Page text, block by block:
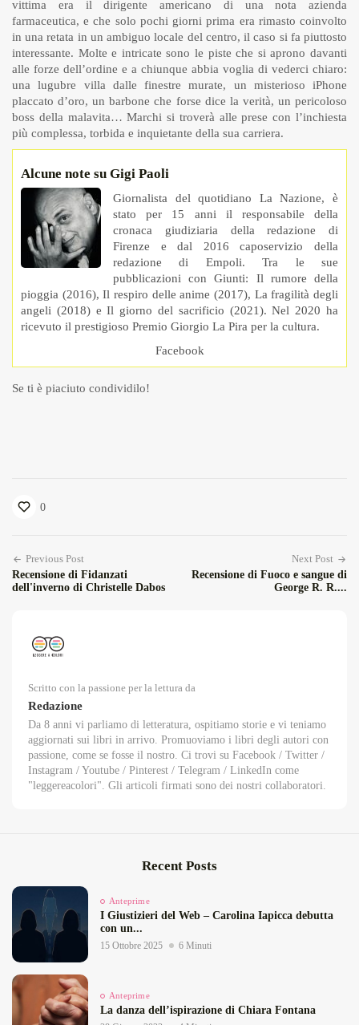
vittima era il dirigente americano di una nota azienda
farmaceutica, e che solo pochi giorni prima era rimasto coinvolto
in una retata in un ambiguo locale del centro, il caso si fa piuttosto
interessante. Molte e intricate sono le piste che si aprono davanti
alle forze dell’ordine e a chiunque abbia voglia di vederci chiaro:
una lugubre villa dalle finestre murate, un misterioso iPhone
placcato d’oro, un barbone che forse dice la verità, un pericoloso
boss della malavita… Marchi si troverà alle prese con l’inchiesta
più complessa, torbida e inquietante della sua carriera.
Alcune note su Gigi Paoli
Giornalista del quotidiano La Nazione, è
stato per 15 anni il responsabile della
cronaca giudiziaria della redazione di
Firenze e dal 2016 caposervizio della
redazione di Empoli. Tra le sue
pubblicazioni con Giunti: Il rumore della
pioggia (2016), Il respiro delle anime (2017), La fragilità degli
angeli (2018) e Il giorno del sacrificio (2021). Nel 2020 ha
ricevuto il prestigioso Premio Giorgio La Pira per la cultura.
Facebook
Se ti è piaciuto condividilo!
0
Previous Post
Recensione di Fidanzati
dell'inverno di Christelle Dabos
Next Post
Recensione di Fuoco e sangue di
George R. R....
Scritto con la passione per la lettura da
Redazione
Da 8 anni vi parliamo di letteratura, ospitiamo storie e vi teniamo
aggiornati sui libri in arrivo. Promuoviamo i libri degli autori con
passione, come se fosse il nostro. Ci trovi su Facebook / Twitter /
Instagram / Youtube / Pinterest / Telegram / LinkedIn come
"leggereacolori". Gli articoli firmati sono dei nostri collaboratori.
Recent Posts
Anteprime
I Giustizieri del Web – Carolina Iapicca debutta
con un...
15 Ottobre 2025 6 Minuti
Anteprime
La danza dell’ispirazione di Chiara Fontana